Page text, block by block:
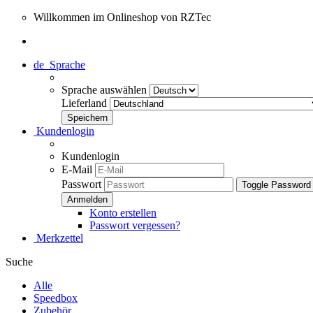
Willkommen im Onlineshop von RZTec
de Sprache
Sprache auswählen
Lieferland
Kundenlogin
Kundenlogin
E-Mail
Passwort
Toggle
Konto erstellen
Passwort vergessen?
Merkzettel
Suche
Alle
Speedbox
Zubehör